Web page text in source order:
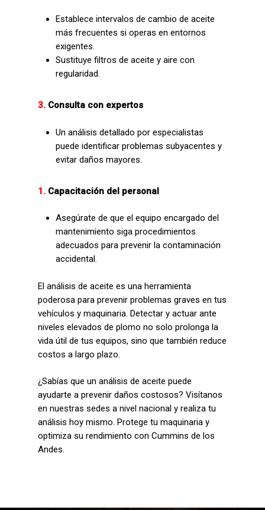
Establece intervalos de cambio de aceite
más frecuentes si operas en entornos
exigentes.
Sustituye filtros de aceite y aire con
regularidad.
3. Consulta con expertos
Un análisis detallado por especialistas
puede identificar problemas subyacentes y
evitar daños mayores.
1. Capacitación del personal
Asegúrate de que el equipo encargado del
mantenimiento siga procedimientos
adecuados para prevenir la contaminación
accidental.
El análisis de aceite es una herramienta
poderosa para prevenir problemas graves en tus
vehículos y maquinaria. Detectar y actuar ante
niveles elevados de plomo no solo prolonga la
vida útil de tus equipos, sino que también reduce
costos a largo plazo.
¿Sabías que un análisis de aceite puede
ayudarte a prevenir daños costosos? Visítanos
en nuestras sedes a nivel nacional y realiza tu
análisis hoy mismo. Protege tu maquinaria y
optimiza su rendimiento con Cummins de los
Andes.